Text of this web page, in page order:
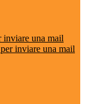
inviare una mail
inviare una mail